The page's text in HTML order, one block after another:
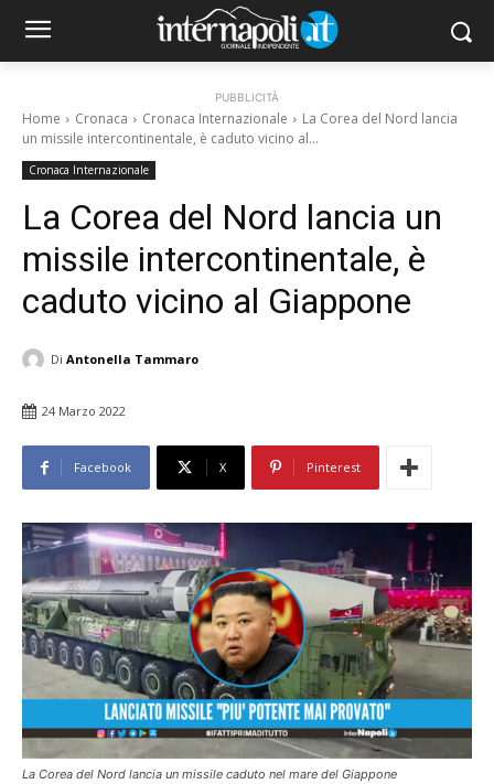
PUBBLICITÀ
Home Cronaca Cronaca Internazionale
La Corea del Nord lancia
un missile intercontinentale, è caduto vicino al...
Cronaca Internazionale
La Corea del Nord lancia un
missile intercontinentale, è
caduto vicino al Giappone
Di Antonella Tammaro
24 Marzo 2022
Facebook X Pinterest
La Corea del Nord lancia un missile caduto nel mare del Giappone